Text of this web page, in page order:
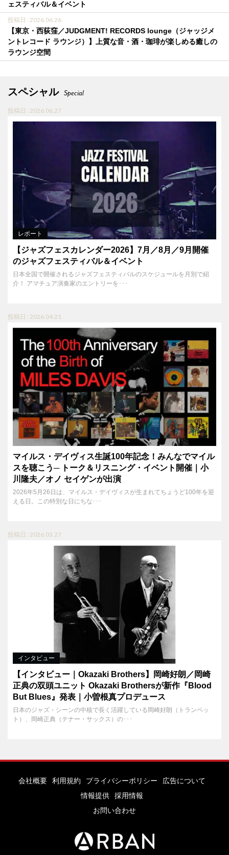
ェスティバル＆イベント
投稿日 : 2026.06.26
【東京・西荻窪／JUDGMENT! RECORDS lounge（ジャッジメ
ントレコード ラウンジ）】上質な音・酒・珈琲が楽しめる癒しの
ラウンジ空間
スペシャル Special
投稿日 : 2026.06.27
レポート
【ジャズフェスカレンダー2026】7月／8月／9月開催
のジャズフェスティバル＆イベント
日本全国で開催されるジャズフェスティバルのスケジュールを月別で紹
介！ アマチュア演奏家のエントリーを･･･
投稿日 : 2026.04.21
マイルス・デイヴィス生誕100年記念！みんなでマイル
スを聴こう─ トーク＆リスニング・イベント開催｜小
川隆夫／オノ セイゲンが出演
2026年5月26日は、マイルス・デイヴィスが生まれてちょうど100年を迎
える日。この特別な日にちな･･･
投稿日 : 2026.03.27
インタビュー
【インタビュー｜Okazaki Brothers】岡崎好朗／岡崎
正典の双頭ユニット Okazaki Brothersが新作『Blood
But Blues』発表｜小曽根真プロデュース
日本のジャズ・シーンの中核で長く活躍している岡崎好朗（トランペッ
ト）、岡崎正典（テナー・サックス）の･･･
会社概要 利用規約 プライバシーポリシー
広告について
情報提供
採用情報
お問い合わせ